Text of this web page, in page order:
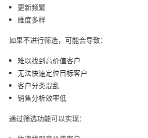
更新频繁
维度多样
如果不进行筛选，可能会导致：
难以找到高价值客户
无法快速定位目标客户
客户分类混乱
销售分析效率低
通过筛选功能可以实现：